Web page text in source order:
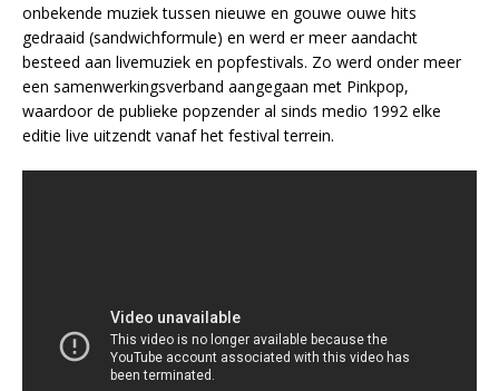
onbekende muziek tussen nieuwe en gouwe ouwe hits
gedraaid (sandwichformule) en werd er meer aandacht
besteed aan livemuziek en popfestivals. Zo werd onder meer
een samenwerkingsverband aangegaan met Pinkpop,
waardoor de publieke popzender al sinds medio 1992 elke
editie live uitzendt vanaf het festival terrein.